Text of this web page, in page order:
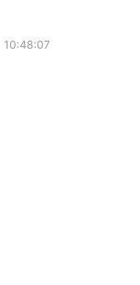
10:48:07